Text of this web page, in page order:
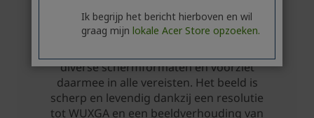
Ik begrijp het bericht hierboven en wil
graag mijn lokale Acer Store opzoeken.